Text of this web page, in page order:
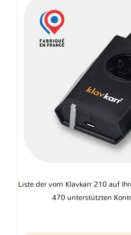
Liste der vom Klavkarr 210 auf
470 unterstützten